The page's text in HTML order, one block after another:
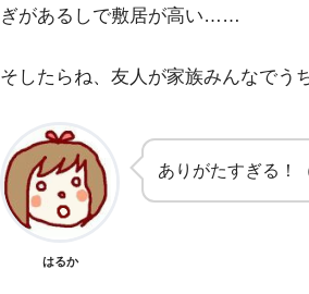
ぎがあるしで敷居が高い……
そしたらね、友人が家族みんなでう
はるか
ありがたすぎる！